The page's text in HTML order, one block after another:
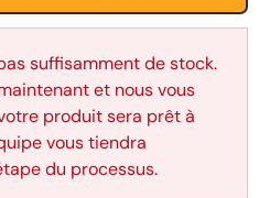
suffisamment de stock.
et nous vous
produit sera prêt à
vous tiendra
du processus.